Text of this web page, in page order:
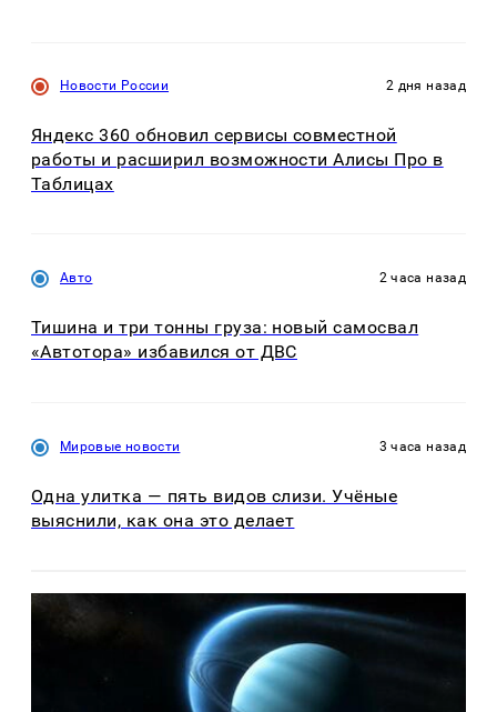
Новости России 2 дня назад
Яндекс 360 обновил сервисы совместной
работы и расширил возможности Алисы Про в
Таблицах
Авто 2 часа назад
Тишина и три тонны груза: новый самосвал
«Автотора» избавился от ДВС
Мировые новости 3 часа назад
Одна улитка — пять видов слизи. Учёные
выяснили, как она это делает